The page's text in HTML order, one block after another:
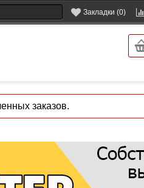
Закладки (0)
заказов.